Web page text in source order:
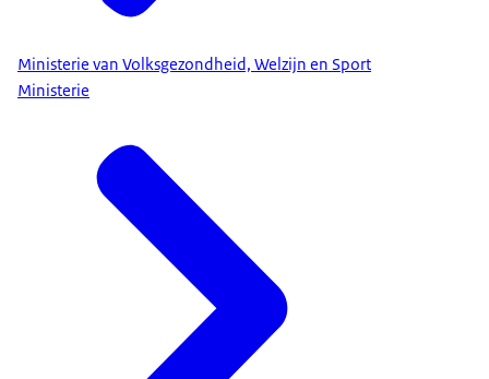
Ministerie van Volksgezondheid, Welzijn en Sport
Ministerie